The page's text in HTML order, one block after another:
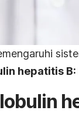
hepatitis B: